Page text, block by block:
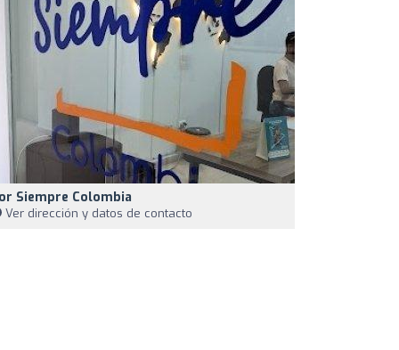
Siempre Colombia
Ver dirección y datos de contacto